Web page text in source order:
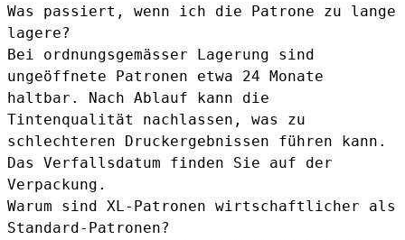
Was passiert, wenn ich die Patrone zu lange
lagere?
Bei ordnungsgemässer Lagerung sind
ungeöffnete Patronen etwa 24 Monate
haltbar. Nach Ablauf kann die
Tintenqualität nachlassen, was zu
schlechteren Druckergebnissen führen kann.
Das Verfallsdatum finden Sie auf der
Verpackung.
Warum sind XL-Patronen wirtschaftlicher als
Standard-Patronen?